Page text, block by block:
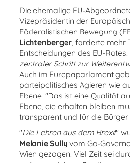
Die ehemalige EU-
Vizepräsidentin der
Föderalistischen Bewegung
Lichtenberger, forderte mehr
Entscheidungen des EU-Rates.
zentraler Schritt zur
Auch im Europaparlament
parteipolitisches Agieren wie
Ebene. "Das ist eine Qualität
Ebene, die erhalten bleiben
transparent und für die Bürger
"Die Lehren aus dem Brexit"
Melanie Sully vom Go-
Wien gezogen. Viel Zeit sei